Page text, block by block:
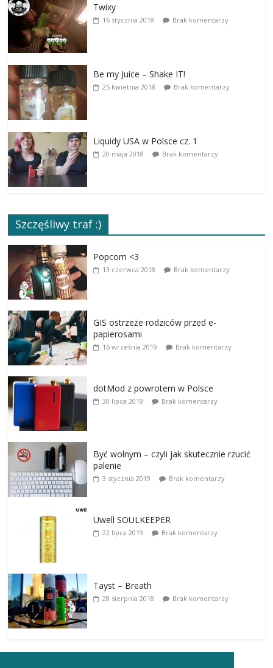
Twixy
16 stycznia 2018 Brak komentarzy
Be my Juice – Shake IT!
25 kwietnia 2018 Brak komentarzy
Liquidy USA w Polsce cz. 1
20 maja 2018 Brak komentarzy
Szczęśliwy traf :)
Popcorn <3
13 czerwca 2018 Brak komentarzy
GIS ostrzeże rodziców przed e-
papierosami
16 września 2019 Brak komentarzy
dotMod z powrotem w Polsce
30 lipca 2019 Brak komentarzy
Być wolnym – czyli jak skutecznie rzucić
palenie
3 stycznia 2019 Brak komentarzy
Uwell SOULKEEPER
22 lipca 2019 Brak komentarzy
Tayst – Breath
28 sierpnia 2018 Brak komentarzy